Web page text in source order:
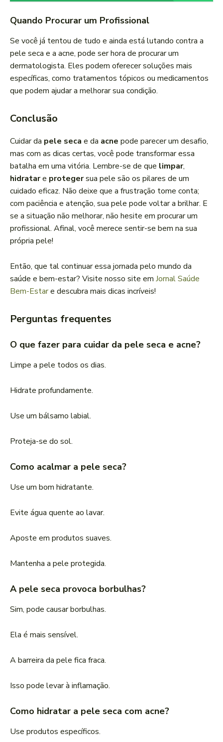
Quando Procurar um Profissional
Se você já tentou de tudo e ainda está lutando contra a
pele seca e a acne, pode ser hora de procurar um
dermatologista. Eles podem oferecer soluções mais
específicas, como tratamentos tópicos ou medicamentos
que podem ajudar a melhorar sua condição.
Conclusão
Cuidar da pele seca e da acne pode parecer um desafio,
mas com as dicas certas, você pode transformar essa
batalha em uma vitória. Lembre-se de que limpar,
hidratare protegersua pele são os pilares de um
cuidado eficaz. Não deixe que a frustração tome conta;
com paciência e atenção, sua pele pode voltar a brilhar. E
se a situação não melhorar, não hesite em procurar um
profissional. Afinal, você merece sentir-se bem na sua
própria pele!
Então, que tal continuar essa jornada pelo mundo da
saúde e bem-estar? Visite nosso site em Jornal Saúde
Bem-Estare descubra mais dicas incríveis!
Perguntas frequentes
O que fazer para cuidar da pele seca e acne?
Limpe a pele todos os dias.
Hidrate profundamente.
Use um bálsamo labial.
Proteja-se do sol.
Como acalmar a pele seca?
Use um bom hidratante.
Evite água quente ao lavar.
Aposte em produtos suaves.
Mantenha a pele protegida.
A pele seca provoca borbulhas?
Sim, pode causar borbulhas.
Ela é mais sensível.
A barreira da pele fica fraca.
Isso pode levar à inflamação.
Como hidratar a pele seca com acne?
Use produtos específicos.